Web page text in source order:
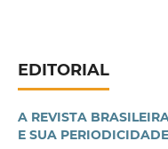
EDITORIAL
A REVISTA
E SUA PERIODICIDADE